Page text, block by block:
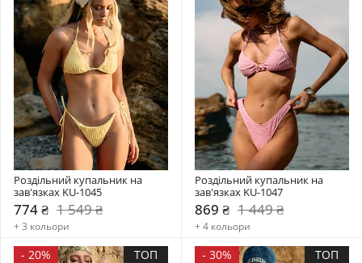
Роздільний купальник на
зав'язках KU-1045
774 ₴ 1 549 ₴
+ 3 кольори
Роздільний купальник на
зав'язках KU-1047
869 ₴ 1 449 ₴
+ 4 кольори
- 20% ТОП - 30% ТОП